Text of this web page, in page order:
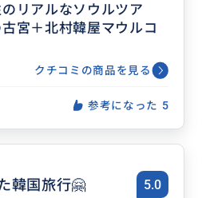
応で現地を知る方ならでは
。
われているからか都市の洗練
間でも立ち振る舞いが常に
ございました。
願いします。
リアルなソウルツア
宮＋北村韓屋マウルコ
クチコミの商品を見る
参考になった 5
韓国旅行🤗 5.0